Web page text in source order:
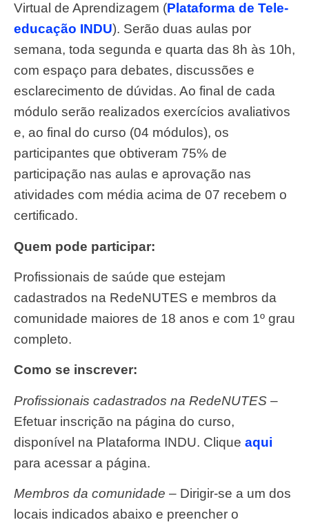
Virtual de Aprendizagem (Plataforma de Tele-
educação INDU). Serão duas aulas por
semana, toda segunda e quarta das 8h às 10h,
com espaço para debates, discussões e
esclarecimento de dúvidas. Ao final de cada
módulo serão realizados exercícios avaliativos
e, ao final do curso (04 módulos), os
participantes que obtiveram 75% de
participação nas aulas e aprovação nas
atividades com média acima de 07 recebem o
certificado.
Quem pode participar:
Profissionais de saúde que estejam
cadastrados na RedeNUTES e membros da
comunidade maiores de 18 anos e com 1º grau
completo.
Como se inscrever:
Profissionais cadastrados na RedeNUTES –
Efetuar inscrição na página do curso,
disponível na Plataforma INDU. Clique aqui
para acessar a página.
Membros da comunidade – Dirigir-se a um dos
locais indicados abaixo e preencher o